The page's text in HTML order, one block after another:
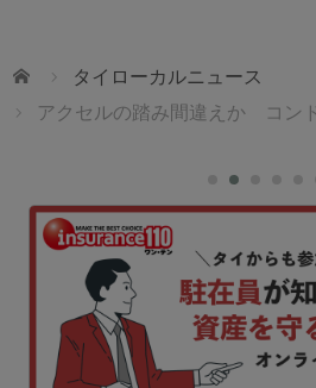
ホーム
タイローカルニュース
アクセルの踏み間違えか コン